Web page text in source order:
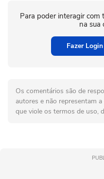
Para poder interagir com
na sua
Fazer
Os comentários são de
autores e não representam
que viole os termos de uso,